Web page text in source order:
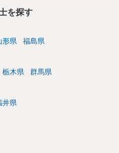
念しております。
を探す
形県 福島県
栃木県 群馬県
井県